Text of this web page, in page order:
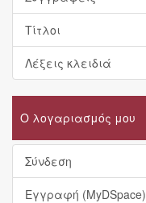
Τίτλοι
Λέξεις κλειδιά
Ο λογαριασμός μου
Σύνδεση
Εγγραφή (MyDSpace)